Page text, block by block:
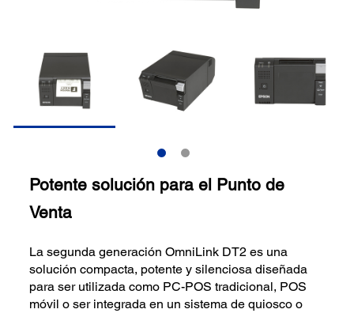
Potente solución para el Punto de
Venta
La segunda generación OmniLink DT2 es una
solución compacta, potente y silenciosa diseñada
para ser utilizada como PC-POS tradicional, POS
móvil o ser integrada en un sistema de quiosco o